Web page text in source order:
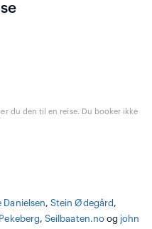
du den til en reise. Du booker ikke
Danielsen,Stein Ødegård ,
,Seilbaaten.noog john